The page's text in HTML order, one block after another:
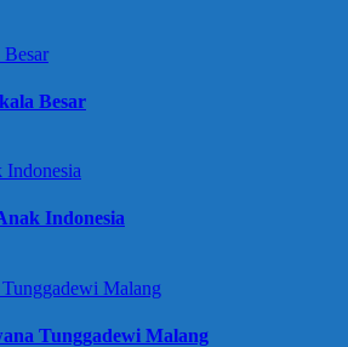
Besar
Indonesia
Tunggadewi Malang